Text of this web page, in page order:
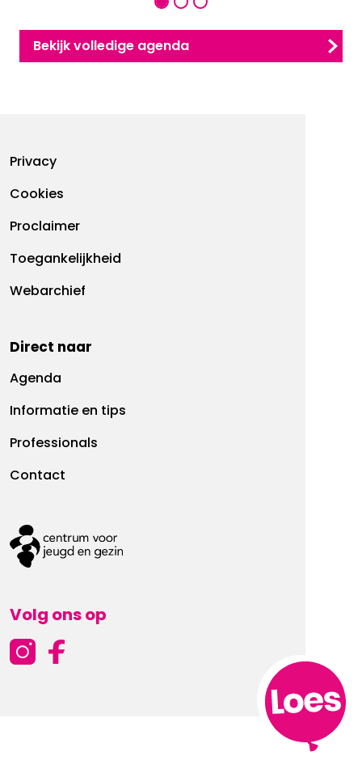
Bekijk volledige agenda
Footermenu
Privacy
Cookies
Proclaimer
Toegankelijkheid
Webarchief
Direct naar
Agenda
Informatie en tips
Professionals
Contact
Volg ons op